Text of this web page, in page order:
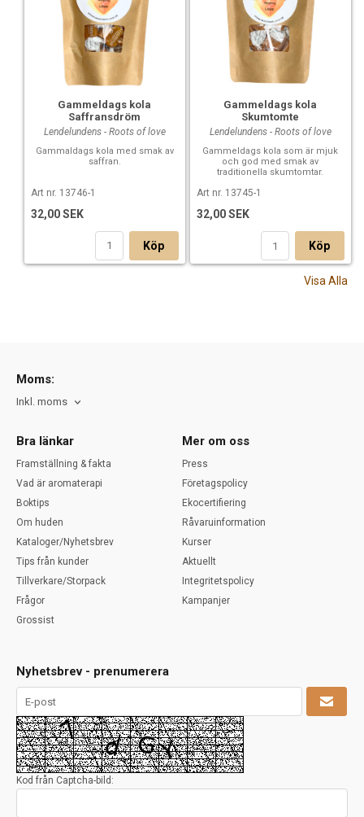
Gammeldags kola
Saffransdröm
Lendelundens - Roots of love
Gammaldags kola med smak av
saffran.
Art nr. 13746-1
32,00 SEK
Köp
Gammeldags kola
Skumtomte
Lendelundens - Roots of love
Gammeldags kola som är mjuk
och god med smak av
traditionella skumtomtar.
Art nr. 13745-1
32,00 SEK
Köp
Visa Alla
Moms:
Inkl. moms
Bra länkar
Framställning & fakta
Vad är aromaterapi
Boktips
Om huden
Kataloger/Nyhetsbrev
Tips från kunder
Tillverkare/Storpack
Frågor
Grossist
Mer om oss
Press
Företagspolicy
Ekocertifiering
Råvaruinformation
Kurser
Aktuellt
Integritetspolicy
Kampanjer
Nyhetsbrev - prenumerera
Kod från Captcha-bild: